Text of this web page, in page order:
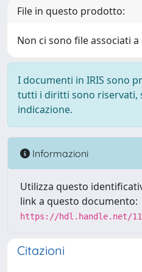
File in questo prodotto:
Non ci sono file associati
I documenti in IRIS sono
tutti i diritti sono riservati,
indicazione.
Informazioni
Utilizza questo
link a questo documento:
https://hdl.handle.net/
Citazioni